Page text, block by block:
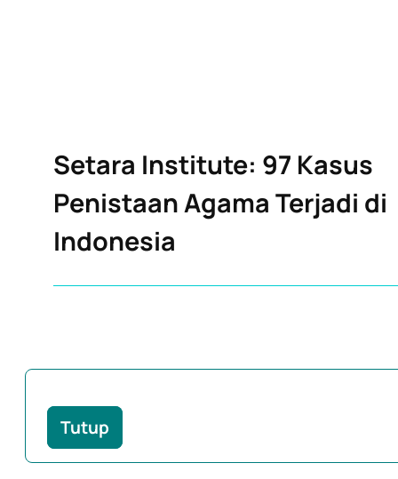
Setara Institute: 97 Kasus
Penistaan Agama Terjadi di
Indonesia
Tutup